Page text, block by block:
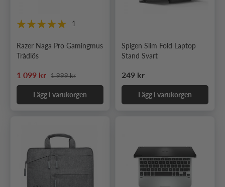
1
Razer Naga Pro Gamingmus
Trådlös
Nedsatt pris
1 099 kr Ordinarie pris
1 999 kr
Lägg i varukorgen
Spigen Slim Fold Laptop
Stand Svart
Ordinarie pris
249 kr
Lägg i varukorgen